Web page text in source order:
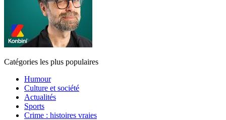
Catégories les plus populaires
Humour
Culture et société
Actualités
Sports
Crime : histoires vraies